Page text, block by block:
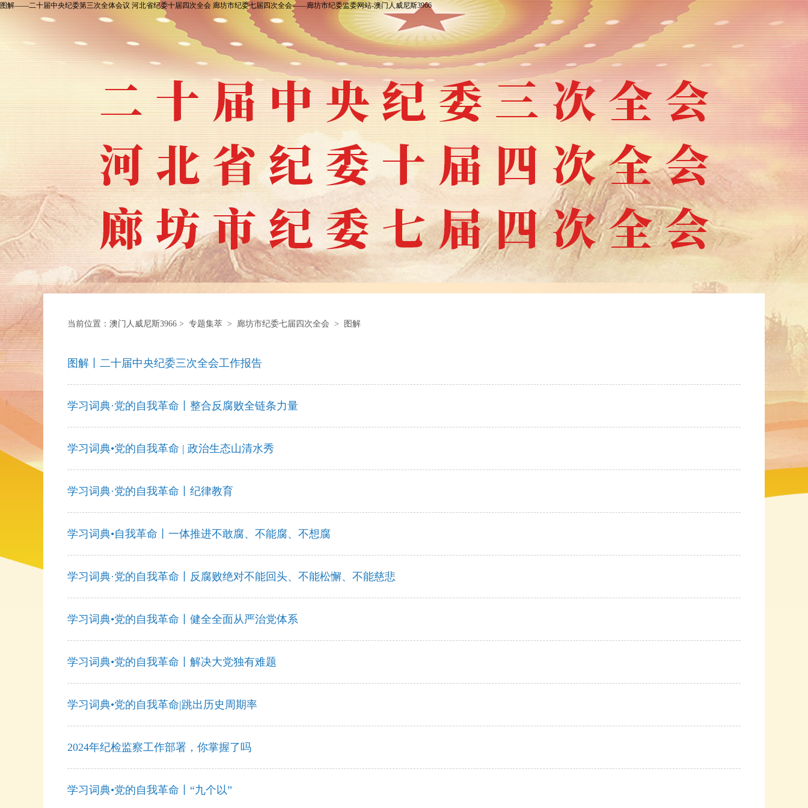
图解——二十届中央纪委第三次全体会议 河北省纪委十届四次全会 廊坊市纪委七届四次全会——廊坊市纪委监委网站-澳门人威尼斯3966
当前位置： 澳门人威尼斯3966 > 专题集萃 > 廊坊市纪委七届四次全会 > 图解
图解丨二十届中央纪委三次全会工作报告
学习词典·党的自我革命丨整合反腐败全链条力量
学习词典•党的自我革命 | 政治生态山清水秀
学习词典·党的自我革命丨纪律教育
学习词典•自我革命丨一体推进不敢腐、不能腐、不想腐
学习词典·党的自我革命丨反腐败绝对不能回头、不能松懈、不能慈悲
学习词典•党的自我革命丨健全全面从严治党体系
学习词典•党的自我革命丨解决大党独有难题
学习词典•党的自我革命|跳出历史周期率
2024年纪检监察工作部署，你掌握了吗
学习词典•党的自我革命丨“九个以”